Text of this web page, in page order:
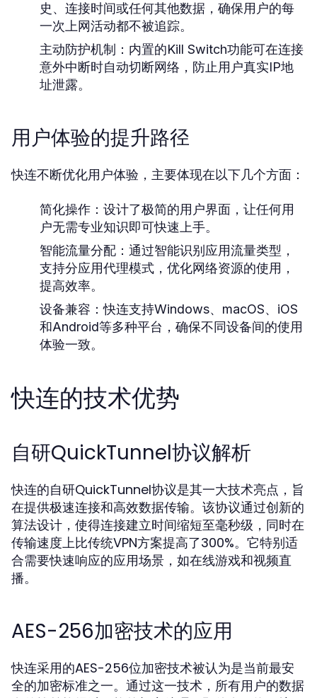
史、连接时间或任何其他数据，确保用户的每
一次上网活动都不被追踪。
主动防护机制： 内置的Kill Switch功能可在连接
意外中断时自动切断网络，防止用户真实IP地
址泄露。
用户体验的提升路径
快连不断优化用户体验，主要体现在以下几个方面：
简化操作： 设计了极简的用户界面，让任何用
户无需专业知识即可快速上手。
智能流量分配： 通过智能识别应用流量类型，
支持分应用代理模式，优化网络资源的使用，
提高效率。
设备兼容：快连支持Windows、macOS、iOS
和Android等多种平台，确保不同设备间的使用
体验一致。
快连的技术优势
自研QuickTunnel协议解析
快连的自研QuickTunnel协议是其一大技术亮点，旨
在提供极速连接和高效数据传输。该协议通过创新的
算法设计，使得连接建立时间缩短至毫秒级，同时在
传输速度上比传统VPN方案提高了300%。它特别适
合需要快速响应的应用场景，如在线游戏和视频直
播。
AES-256加密技术的应用
快连采用的AES-256位加密技术被认为是当前最安
全的加密标准之一。通过这一技术，所有用户的数据